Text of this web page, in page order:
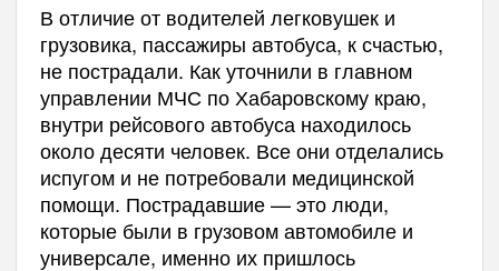
В отличие от водителей легковушек и
грузовика, пассажиры автобуса, к счастью,
не пострадали. Как уточнили в главном
управлении МЧС по Хабаровскому краю,
внутри рейсового автобуса находилось
около десяти человек. Все они отделались
испугом и не потребовали медицинской
помощи. Пострадавшие — это люди,
которые были в грузовом автомобиле и
универсале, именно их пришлось